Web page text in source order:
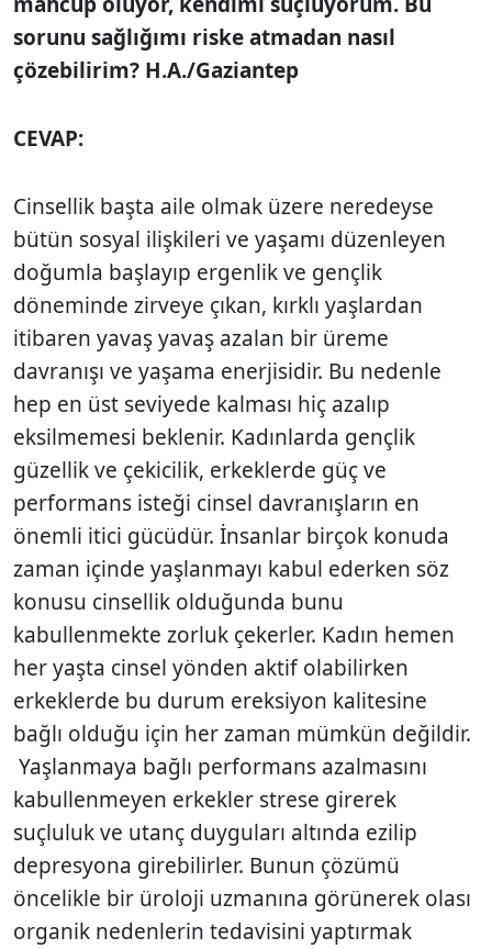
sorunu sağlığımı riske atmadan nasıl
çözebilirim? H.A./Gaziantep
CEVAP:
Cinsellik başta aile olmak üzere neredeyse
bütün sosyal ilişkileri ve yaşamı düzenleyen
doğumla başlayıp ergenlik ve gençlik
döneminde zirveye çıkan, kırklı yaşlardan
itibaren yavaş yavaş azalan bir üreme
davranışı ve yaşama enerjisidir. Bu nedenle
hep en üst seviyede kalması hiç azalıp
eksilmemesi beklenir. Kadınlarda gençlik
güzellik ve çekicilik, erkeklerde güç ve
performans isteği cinsel davranışların en
önemli itici gücüdür. İnsanlar birçok konuda
zaman içinde yaşlanmayı kabul ederken söz
konusu cinsellik olduğunda bunu
kabullenmekte zorluk çekerler. Kadın hemen
her yaşta cinsel yönden aktif olabilirken
erkeklerde bu durum ereksiyon kalitesine
bağlı olduğu için her zaman mümkün değildir.
Yaşlanmaya bağlı performans azalmasını
kabullenmeyen erkekler strese girerek
suçluluk ve utanç duyguları altında ezilip
depresyona girebilirler. Bunun çözümü
öncelikle bir üroloji uzmanına görünerek olası
organik nedenlerin tedavisini yaptırmak